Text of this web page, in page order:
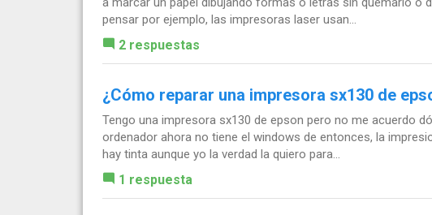
pensar por ejemplo, las impresoras laser usan...
2 respuestas
¿Cómo reparar una impresora sx130 de
Tengo una impresora sx130 de epson pero no me acuerdo
ordenador ahora no tiene el windows de entonces, la
hay tinta aunque yo la verdad la quiero para...
1 respuesta